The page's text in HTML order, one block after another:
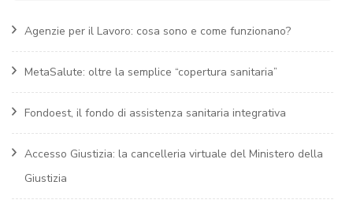
Agenzie per il Lavoro: cosa sono e come funzionano?
MetaSalute: oltre la semplice “copertura sanitaria”
Fondoest, il fondo di assistenza sanitaria integrativa
Accesso Giustizia: la cancelleria virtuale del Ministero della
Giustizia